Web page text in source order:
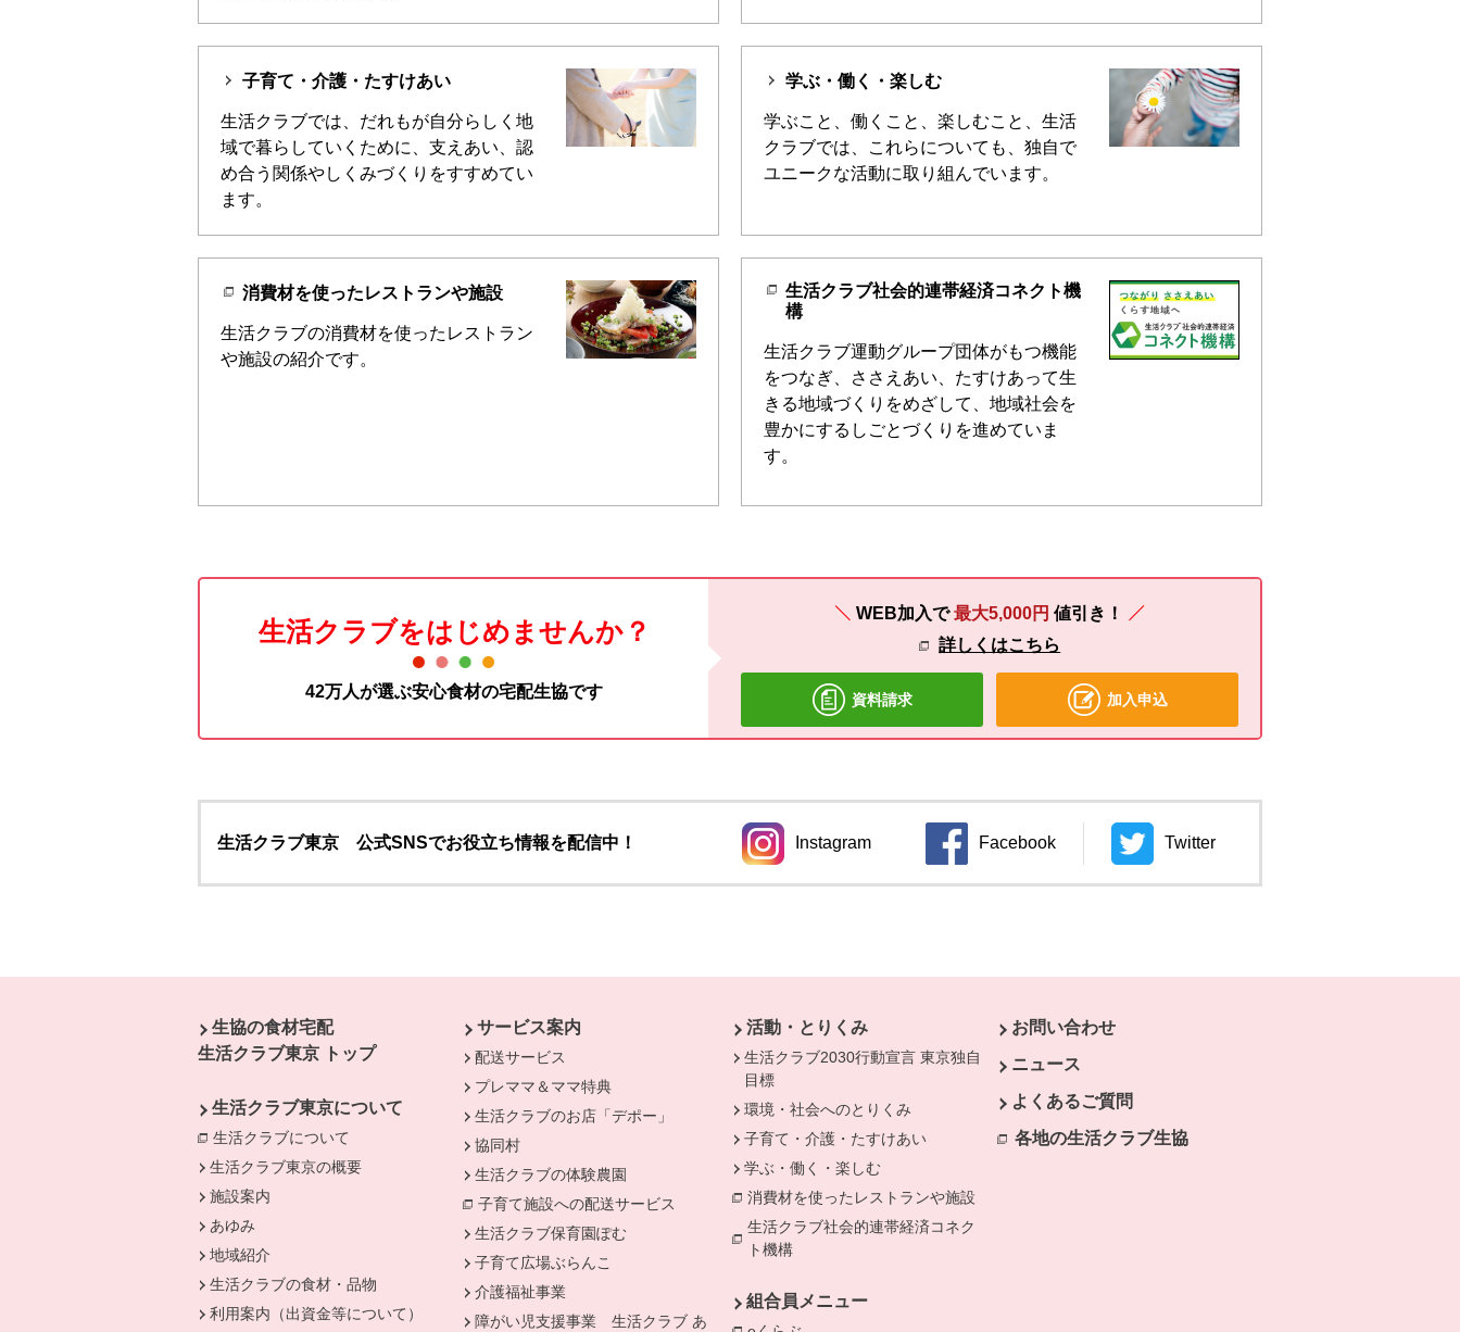
子育て・介護・たすけあい
生活クラブでは、だれもが自分らしく地
域で暮らしていくために、支えあい、認
め合う関係やしくみづくりをすすめてい
ます。
学ぶ・働く・楽しむ
学ぶこと、働くこと、楽しむこと、生活
クラブでは、これらについても、独自で
ユニークな活動に取り組んでいます。
消費材を使ったレストランや施設
生活クラブの消費材を使ったレストラン
や施設の紹介です。
生活クラブ社会的連帯経済コネクト機
構
生活クラブ運動グループ団体がもつ機能
をつなぎ、ささえあい、たすけあって生
きる地域づくりをめざして、地域社会を
豊かにするしごとづくりを進めていま
す。
生活クラブをはじめませんか？
42万人が選ぶ安心食材の宅配生協です
WEB加入で最大5,000円値引き！
詳しくはこちら
資料請求 加入申込
生活クラブ東京 公式SNSでお役立ち情報を配信中！ Instagram
別のウィンドウで開きます。
Facebook
別のウィンドウで開きます。
Twitter
別のウィンドウで開きます。
生協の食材宅配
生活クラブ東京 トップ
生活クラブ東京について
生活クラブについて
別のウィンドウで開きます。
生活クラブ東京の概要
施設案内
あゆみ
地域紹介
生活クラブの食材・品物
利用案内（出資金等について）
サービス案内
配送サービス
プレママ＆ママ特典
生活クラブのお店「デポー」
協同村
生活クラブの体験農園
子育て施設への配送サービス
別のウィンドウで開きます。
生活クラブ保育園ぽむ
子育て広場ぶらんこ
介護福祉事業
障がい児支援事業 生活クラブ あ
活動・とりくみ
生活クラブ2030行動宣言 東京独自
目標
環境・社会へのとりくみ
子育て・介護・たすけあい
学ぶ・働く・楽しむ
消費材を使ったレストランや施設
生活クラブ社会的連帯経済コネク
ト機構
組合員メニュー
お問い合わせ
ニュース
よくあるご質問
各地の生活クラブ生協